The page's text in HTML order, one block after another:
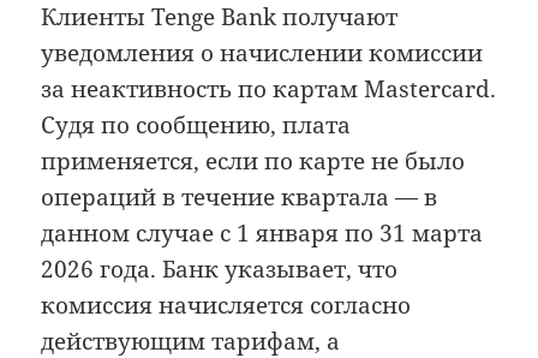
Клиенты Tenge Bank получают
уведомления о начислении комиссии
за неактивность по картам Mastercard.
Судя по сообщению, плата
применяется, если по карте не было
операций в течение квартала — в
данном случае с 1 января по 31 марта
2026 года. Банк указывает, что
комиссия начисляется согласно
действующим тарифам, а